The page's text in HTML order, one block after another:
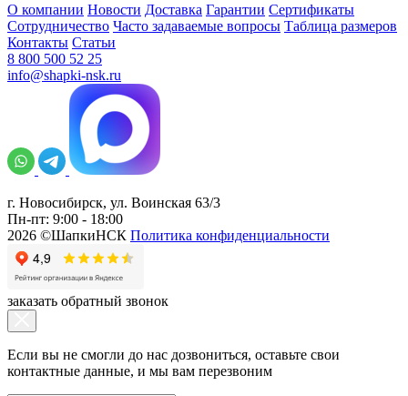
О компании Новости Доставка Гарантии Сертификаты
Сотрудничество Часто задаваемые вопросы Таблица размеров
Контакты Статьи
8 800 500 52 25
info@shapki-nsk.ru
г. Новосибирск, ул. Воинская 63/3
Пн-пт: 9:00 - 18:00
2026 ©ШапкиНСК Политика конфиденциальности
заказать обратный звонок
Если вы не смогли до нас дозвониться, оставьте свои
контактные данные, и мы вам перезвоним